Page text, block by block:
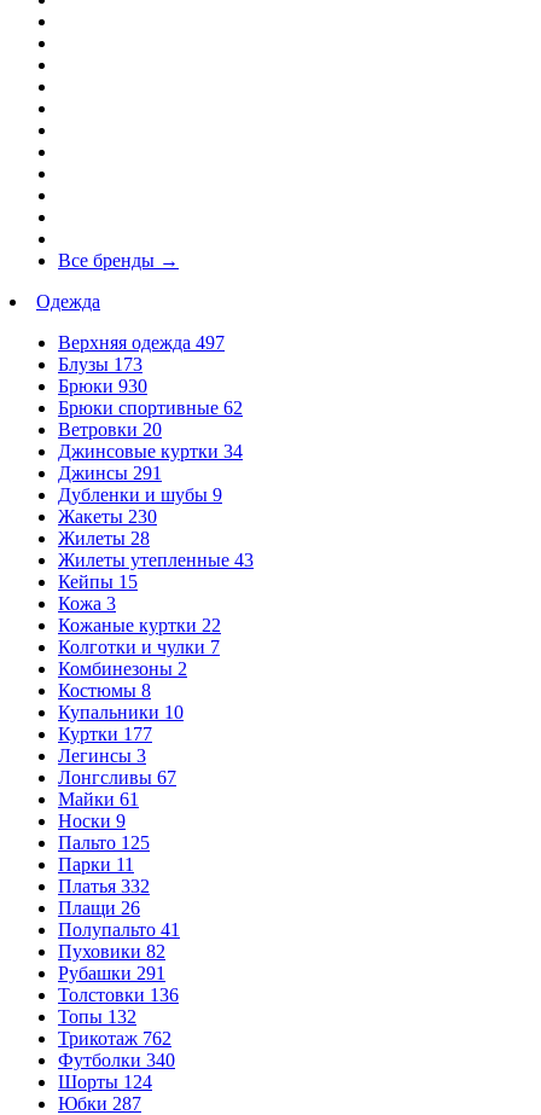
Все бренды →
Одежда
Верхняя одежда 497
Блузы 173
Брюки 930
Брюки спортивные 62
Ветровки 20
Джинсовые куртки 34
Джинсы 291
Дубленки и шубы 9
Жакеты 230
Жилеты 28
Жилеты утепленные 43
Кейпы 15
Кожа 3
Кожаные куртки 22
Колготки и чулки 7
Комбинезоны 2
Костюмы 8
Купальники 10
Куртки 177
Легинсы 3
Лонгсливы 67
Майки 61
Носки 9
Пальто 125
Парки 11
Платья 332
Плащи 26
Полупальто 41
Пуховики 82
Рубашки 291
Толстовки 136
Топы 132
Трикотаж 762
Футболки 340
Шорты 124
Юбки 287